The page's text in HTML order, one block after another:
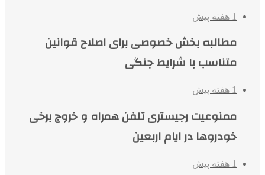
1 هفته پیش
مطالبه بخش خصوصی برای اصلاح قوانین
متناسب با شرایط جنگی
1 هفته پیش
ممنوعیت رجیستری تلفن همراه و خروج برخی
خودروها در ایام اربعین
1 هفته پیش